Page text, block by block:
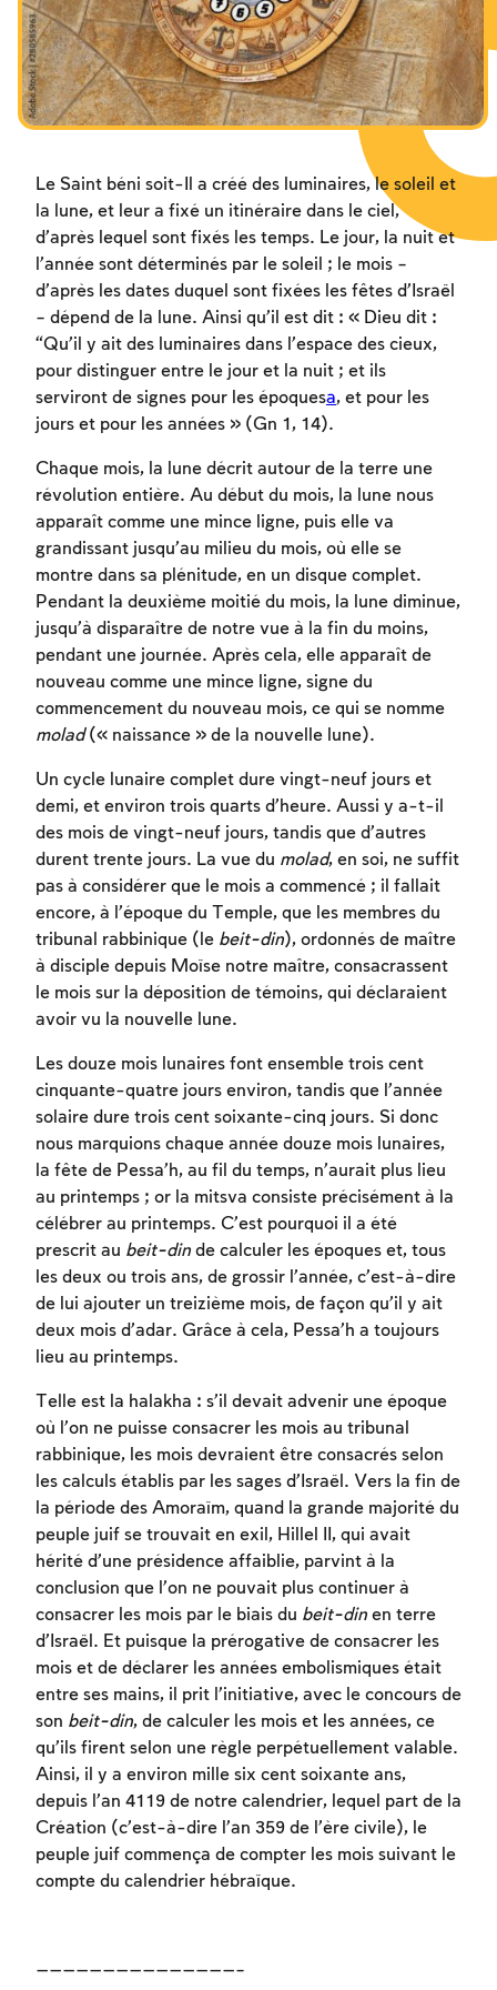
Le Saint béni soit-Il a créé des luminaires, le soleil et
la lune, et leur a fixé un itinéraire dans le ciel,
d’après lequel sont fixés les temps. Le jour, la nuit et
l’année sont déterminés par le soleil ; le mois –
d’après les dates duquel sont fixées les fêtes d’Israël
– dépend de la lune. Ainsi qu’il est dit : « Dieu dit :
“Qu’il y ait des luminaires dans l’espace des cieux,
pour distinguer entre le jour et la nuit ; et ils
serviront de signes pour les époquesa, et pour les
jours et pour les années » (Gn 1, 14).
Chaque mois, la lune décrit autour de la terre une
révolution entière. Au début du mois, la lune nous
apparaît comme une mince ligne, puis elle va
grandissant jusqu’au milieu du mois, où elle se
montre dans sa plénitude, en un disque complet.
Pendant la deuxième moitié du mois, la lune diminue,
jusqu’à disparaître de notre vue à la fin du moins,
pendant une journée. Après cela, elle apparaît de
nouveau comme une mince ligne, signe du
commencement du nouveau mois, ce qui se nomme
molad(« naissance » de la nouvelle lune).
Un cycle lunaire complet dure vingt-neuf jours et
demi, et environ trois quarts d’heure. Aussi y a-t-il
des mois de vingt-neuf jours, tandis que d’autres
durent trente jours. La vue du molad, en soi, ne suffit
pas à considérer que le mois a commencé ; il fallait
encore, à l’époque du Temple, que les membres du
tribunal rabbinique (le beit-din), ordonnés de maître
à disciple depuis Moïse notre maître, consacrassent
le mois sur la déposition de témoins, qui déclaraient
avoir vu la nouvelle lune.
Les douze mois lunaires font ensemble trois cent
cinquante-quatre jours environ, tandis que l’année
solaire dure trois cent soixante-cinq jours. Si donc
nous marquions chaque année douze mois lunaires,
la fête de Pessa’h, au fil du temps, n’aurait plus lieu
au printemps ; or la mitsva consiste précisément à la
célébrer au printemps. C’est pourquoi il a été
prescrit au beit-din de calculer les époques et, tous
les deux ou trois ans, de grossir l’année, c’est-à-dire
de lui ajouter un treizième mois, de façon qu’il y ait
deux mois d’adar. Grâce à cela, Pessa’h a toujours
lieu au printemps.
Telle est la halakha : s’il devait advenir une époque
où l’on ne puisse consacrer les mois au tribunal
rabbinique, les mois devraient être consacrés selon
les calculs établis par les sages d’Israël. Vers la fin de
la période des Amoraïm, quand la grande majorité du
peuple juif se trouvait en exil, Hillel II, qui avait
hérité d’une présidence affaiblie, parvint à la
conclusion que l’on ne pouvait plus continuer à
consacrer les mois par le biais du beit-din en terre
d’Israël. Et puisque la prérogative de consacrer les
mois et de déclarer les années embolismiques était
entre ses mains, il prit l’initiative, avec le concours de
son beit-din, de calculer les mois et les années, ce
qu’ils firent selon une règle perpétuellement valable.
Ainsi, il y a environ mille six cent soixante ans,
depuis l’an 4119 de notre calendrier, lequel part de la
Création (c’est-à-dire l’an 359 de l’ère civile), le
peuple juif commença de compter les mois suivant le
compte du calendrier hébraïque.
———————————————–